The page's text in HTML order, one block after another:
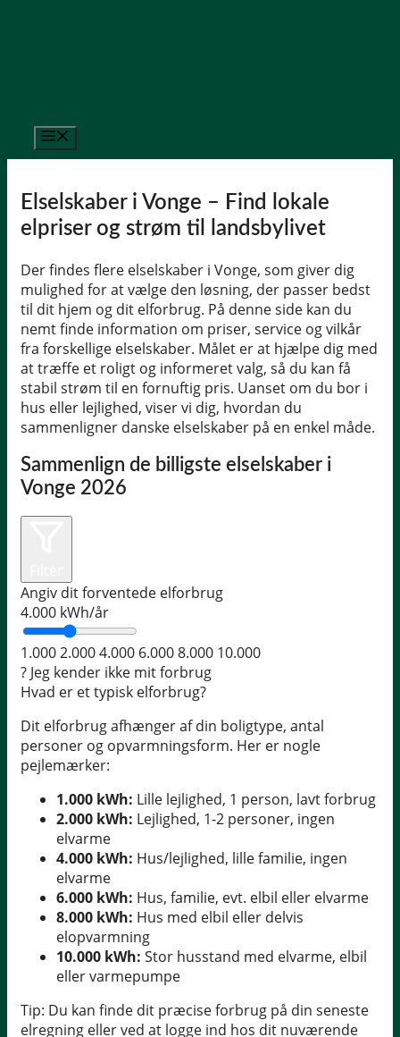
Elselskaber i Vonge – Find lokale
elpriser og strøm til landsbylivet
Der findes flere elselskaber i Vonge, som giver dig
mulighed for at vælge den løsning, der passer bedst
til dit hjem og dit elforbrug. På denne side kan du
nemt finde information om priser, service og vilkår
fra forskellige elselskaber. Målet er at hjælpe dig med
at træffe et roligt og informeret valg, så du kan få
stabil strøm til en fornuftig pris. Uanset om du bor i
hus eller lejlighed, viser vi dig, hvordan du
sammenligner danske elselskaber på en enkel måde.
Sammenlign de billigste elselskaber i
Vonge 2026
Angiv dit forventede elforbrug
4.000 kWh/år
1.0002.0004.000 6.0008.000 10.000
? Jeg kender ikke mit forbrug
Hvad er et typisk elforbrug?
Dit elforbrug afhænger af din boligtype, antal
personer og opvarmningsform. Her er nogle
pejlemærker:
1.000 kWh: Lille lejlighed, 1 person, lavt forbrug
2.000 kWh: Lejlighed, 1-2 personer, ingen
elvarme
4.000 kWh: Hus/lejlighed, lille familie, ingen
elvarme
6.000 kWh: Hus, familie, evt. elbil eller elvarme
8.000 kWh: Hus med elbil eller delvis
elopvarmning
10.000 kWh: Stor husstand med elvarme, elbil
eller varmepumpe
Tip: Du kan finde dit præcise forbrug på din seneste
elregning eller ved at logge ind hos dit nuværende